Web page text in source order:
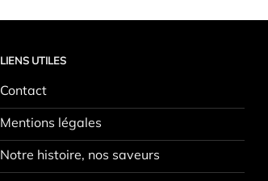
LIENS UTILES
Contact
Mentions légales
Notre histoire, nos saveurs